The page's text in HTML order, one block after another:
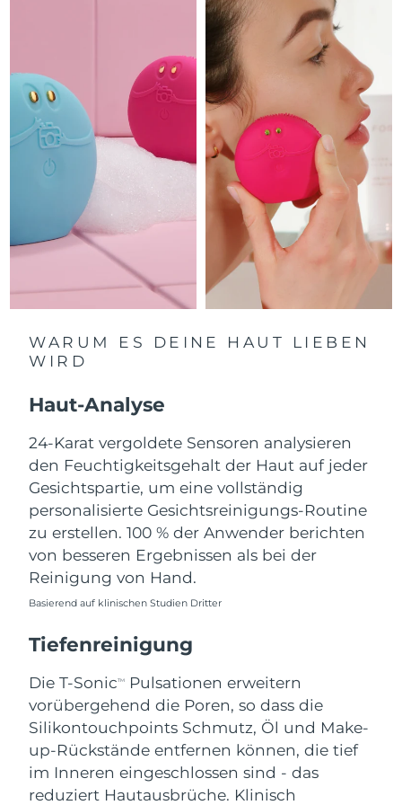
WARUM ES DEINE HAUT LIEBEN
WIRD
Haut-Analyse
24-Karat vergoldete Sensoren analysieren
den Feuchtigkeitsgehalt der Haut auf jeder
Gesichtspartie, um eine vollständig
personalisierte Gesichtsreinigungs-Routine
zu erstellen. 100 % der Anwender berichten
von besseren Ergebnissen als bei der
Reinigung von Hand.
Basierend auf klinischen Studien Dritter
Tiefenreinigung
Die T-SonicTM
Pulsationen erweitern
vorübergehend die Poren, so dass die
Silikontouchpoints Schmutz, Öl und Make-
up-Rückstände entfernen können, die tief
im Inneren eingeschlossen sind - das
reduziert Hautausbrüche. Klinisch
10/08/2026
Erwartete Lieferung
12/08/2026
Italien
Erwartete Lieferung
08/08/2026
Japan
Erwartete Lieferung
11/08/2026
Erwartete Lieferung
13/08/2026
Erwartete Lieferung
10/08/2026
Libanon
09/08/2026
Litauen
Erwartete Lieferung
08/08/2026
Luxemburg
Erwartete Lieferung
Sonderverwaltungsregion
Macau
Malaysia
Malta
Erwartete Lieferung
Mexiko
Erwartete Lieferung
12/08/2026